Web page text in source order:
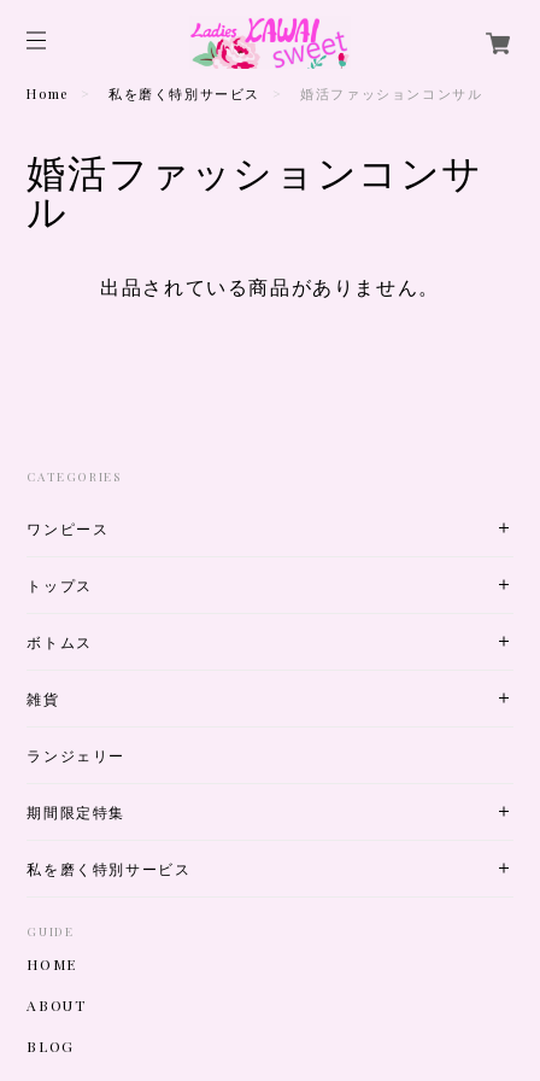
Home 私を磨く特別サービス 婚活ファッションコンサル
婚活ファッションコンサ
ル
出品されている商品がありません。
CATEGORIES
ワンピース
トップス
ボトムス
雑貨
ランジェリー
期間限定特集
私を磨く特別サービス
GUIDE
HOME
ABOUT
BLOG